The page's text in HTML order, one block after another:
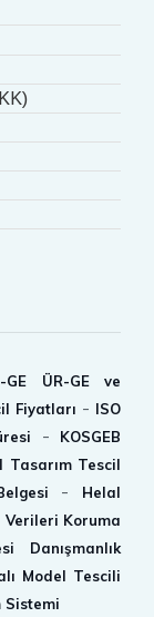
GE ÜR-GE ve
Fiyatları - ISO
-
KOSGEB
Tasarım Tescil
-
Helal
Verileri Koruma
Danışmanlık
Model Tescili
Sistemi